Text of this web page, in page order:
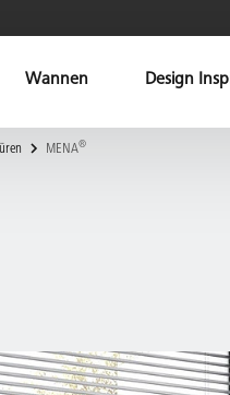
Wannen Design
MENA®